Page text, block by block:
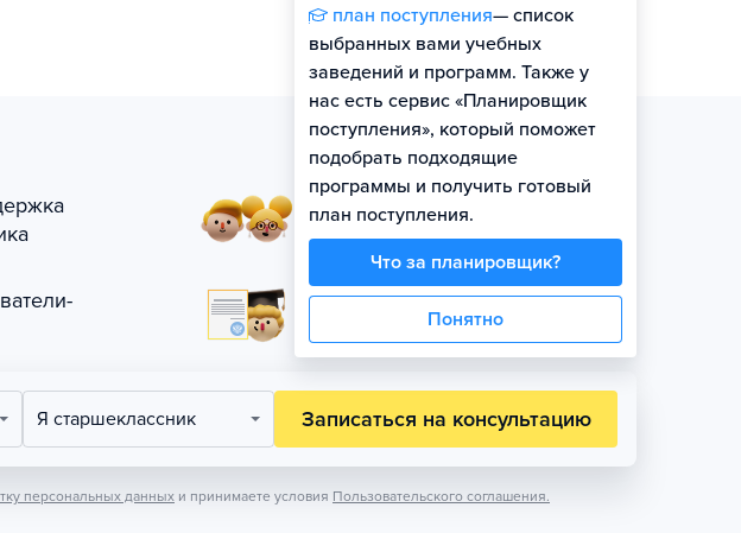
план поступления— список
выбранных вами учебных
заведений и программ. Также у
нас есть сервис «Планировщик
поступления», который поможет
подобрать подходящие
программы и получить готовый
план поступления.
Что за планировщик?
Понятно
Занятия в небольших
группах по уровню
Официальная гарантия
поступления на бюджет
Я старшеклассник Записаться на консультацию
персональных данных и принимаете условия Пользовательского соглашения.